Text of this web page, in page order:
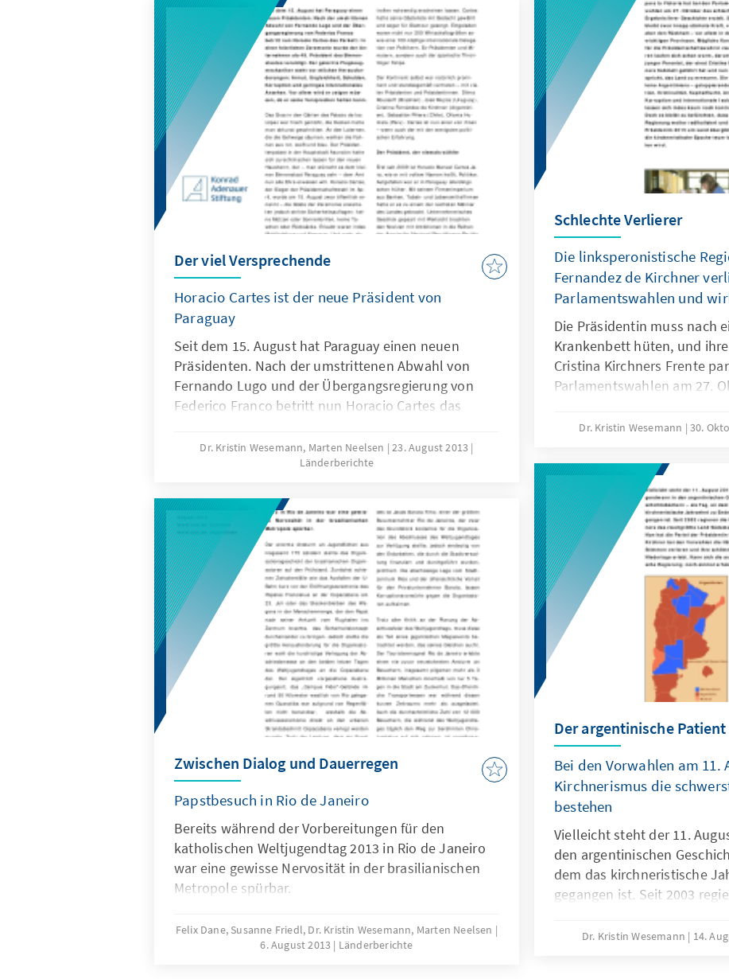
Gouverneur der Provinz Buenos Aires, einfach weiter
– bis zum Freitag vergangener Woche.
Schlechte Verlierer
Die linksperonistische
Fernandez de Kirchner
Parlamentswahlen und
Die Präsidentin muss nach
Krankenbett hüten, und
Cristina Kirchners Frente
Parlamentswahlen am 27.
knapp stärkste Kraft,
Dr. Kristin Wesemann 30.
Der viel Versprechende
Horacio Cartes ist der neue Präsident von
Paraguay
Seit dem 15. August hat Paraguay einen neuen
Präsidenten. Nach der umstrittenen Abwahl von
Fernando Lugo und der Übergangsregierung von
Federico Franco betritt nun Horacio Cartes das
Unternehmer als 49. Präsident des Binnenstaates
vereidigt. Der gelernte Flugzeugmechaniker steht
Ungleichheit, Schulden, Korruption und geringes
internationales Ansehen. Vor allem wird er zeigen
müssen, ob er seine Versprechen halten kann.
Dr. Kristin Wesemann, Marten Neelsen
23. August 2013
Länderberichte
Der argentinische Patient
Bei den Vorwahlen am 11.
Kirchnerismus die
bestehen
Vielleicht steht der 11.
den argentinischen
dem das kirchneristische
gegangen ist. Seit 2003
der Präsidentin Cristina
Dr. Kristin Wesemann 14.
Zwischen Dialog und Dauerregen
Papstbesuch in Rio de Janeiro
Bereits während der Vorbereitungen für den
katholischen Weltjugendtag 2013 in Rio de Janeiro
war eine gewisse Nervosität in der brasilianischen
Metropole spürbar.
Felix Dane, Susanne Friedl, Dr. Kristin Wesemann, Marten Neelsen
6. August 2013
Länderberichte